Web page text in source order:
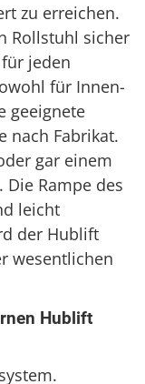
zu erreichen.
Rollstuhl sicher
jeden
für Innen-
geeignete
nach Fabrikat.
gar einem
Rampe des
leicht
der Hublift
wesentlichen
Hublift